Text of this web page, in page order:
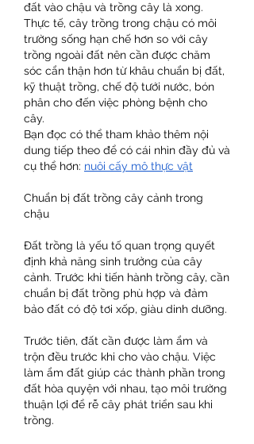
đất vào chậu và trồng cây là xong.
Thực tế, cây trồng trong chậu có môi
trường sống hạn chế hơn so với cây
trồng ngoài đất nên cần được chăm
sóc cẩn thận hơn từ khâu chuẩn bị đất,
kỹ thuật trồng, chế độ tưới nước, bón
phân cho đến việc phòng bệnh cho
cây.
Bạn đọc có thể tham khảo thêm nội
dung tiếp theo để có cái nhìn đầy đủ và
cụ thể hơn: nuôi cấy mô thực vật
Chuẩn bị đất trồng cây cảnh trong
chậu
Đất trồng là yếu tố quan trọng quyết
định khả năng sinh trưởng của cây
cảnh. Trước khi tiến hành trồng cây, cần
chuẩn bị đất trồng phù hợp và đảm
bảo đất có độ tơi xốp, giàu dinh dưỡng.
Trước tiên, đất cần được làm ẩm và
trộn đều trước khi cho vào chậu. Việc
làm ẩm đất giúp các thành phần trong
đất hòa quyện với nhau, tạo môi trường
thuận lợi để rễ cây phát triển sau khi
trồng.